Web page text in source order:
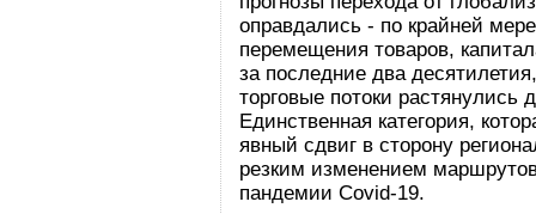
оправдались - по крайней
перемещения товаров,
за последние два
торговые потоки
Единственная категория,
явный сдвиг в сторону
резким изменением
пандемии Covid-19.